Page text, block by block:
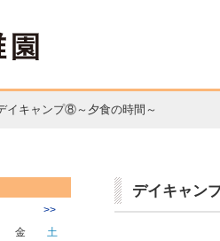
キャンプ⑧～夕食の時間～
>>
金
土
デイキャン